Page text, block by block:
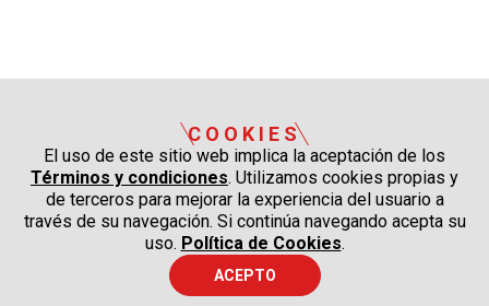
COOKIES
El uso de este sitio web implica la aceptación de los
Términos y condiciones. Utilizamos cookies propias y
de terceros para mejorar la experiencia del usuario a
través de su navegación. Si continúa navegando acepta su
uso. Política de Cookies.
ACEPTO